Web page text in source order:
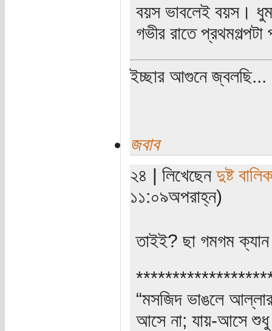
বয়স ভাবলেই বয়স।
গভীর রাতে
ইচ্ছার আগুনে জ্বলছি...
জবাব
২৪ | লিখেছেনদুষ্ট
১১:০৯অপরাহ্ন)
তাইই? ছা গমগম
“মসজিদ ভাঙলে
আসে না; যায়-আসে শুধু